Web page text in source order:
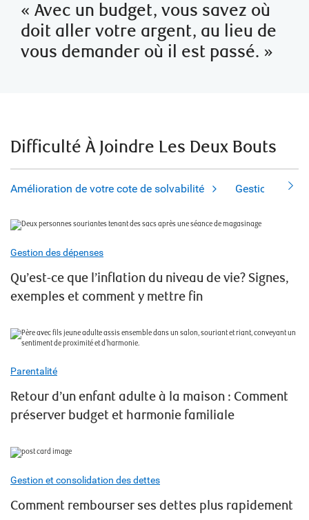
« Avec un budget, vous savez où
doit aller votre argent, au lieu de
vous demander où il est passé. »
Difficulté À Joindre Les Deux Bouts
Amélioration de votre cote de solvabilité Gestion des
Gestion des dépenses
Qu’est-ce que l’inflation du niveau de vie? Signes,
exemples et comment y mettre fin
Parentalité
Retour d’un enfant adulte à la maison : Comment
préserver budget et harmonie familiale
Gestion et consolidation des dettes
Comment rembourser ses dettes plus rapidement